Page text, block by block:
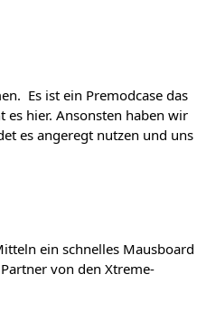
Es ist ein Premodcase das
hier. Ansonsten haben wir
es angeregt nutzen und uns
ein schnelles Mausboard
von den Xtreme-